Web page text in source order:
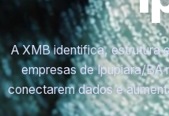
A XMB identifica, estrutura
empresas de Ipupiara/BA
conectarem dados e